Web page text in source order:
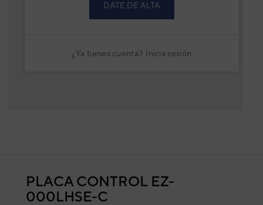
DATE DE ALTA
¿Ya tienes cuenta? Inicia sesión
PLACA CONTROL EZ-
000LHSE-C